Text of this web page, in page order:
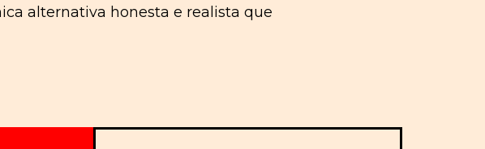
alternativa honesta e realista que